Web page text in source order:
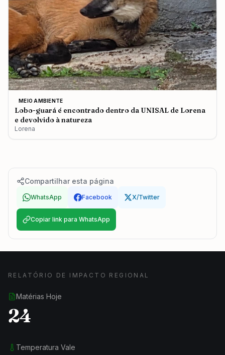
MEIO AMBIENTE
Lobo-guará é encontrado dentro da UNISAL de Lorena
e devolvido à natureza
Lorena
Compartilhar esta página
WhatsApp Facebook X/Twitter
Copiar link para WhatsApp
RELATÓRIO DE IMPACTO REGIONAL
Matérias Hoje
24
Temperatura Vale